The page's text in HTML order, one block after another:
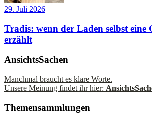
29. Juli 2026
Tradis: wenn der Laden selbst eine
erzählt
AnsichtsSachen
Manchmal braucht es klare Worte.
Unsere Meinung findet ihr hier:
Themensammlungen